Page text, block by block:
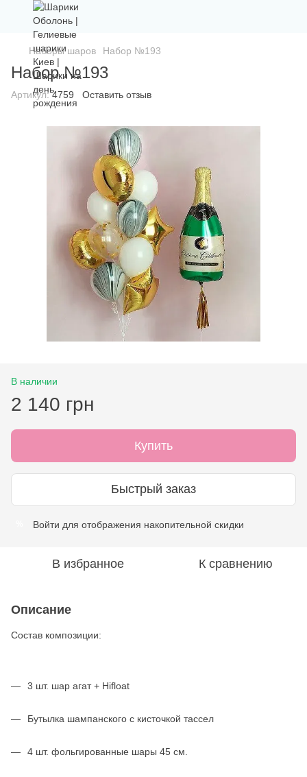
Наборы шаров Набор №193
Набор №193
Артикул:4759 Оставить отзыв
В наличии
2 140 грн
Купить
Быстрый заказ
Войти для отображения накопительной скидки
В избранное К сравнению
Описание
Состав композиции:
3 шт. шар агат + Hifloat
Бутылка шампанского с кисточкой тассел
4 шт. фольгированные шары 45 см.